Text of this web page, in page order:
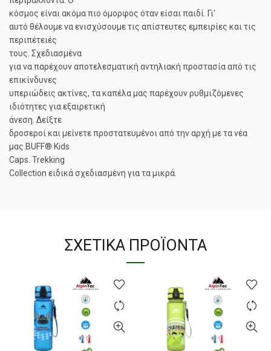
κόσμος είναι ακόμα πιο όμορφος όταν είσαι παιδί. Γι’
αυτό θέλουμε να ενισχύσουμε τις απίστευτες εμπειρίες και τις
περιπέτειές
τους. Σχεδιασμένα
για να παρέχουν αποτελεσματική αντηλιακή προστασία από τις
επικίνδυνες
υπεριώδεις ακτίνες, τα καπέλα μας παρέχουν ρυθμιζόμενες
ιδιότητες για εξαιρετική
άνεση. Δείξτε
δροσερoί και μείνετε προστατευμένοι από την αρχή με τα νέα
μας BUFF® Kids
Caps. Trekking
Collection ειδικά σχεδιασμένη για τα μικρά.
ΣΧΕΤΙΚΆ ΠΡΟΪΌΝΤΑ